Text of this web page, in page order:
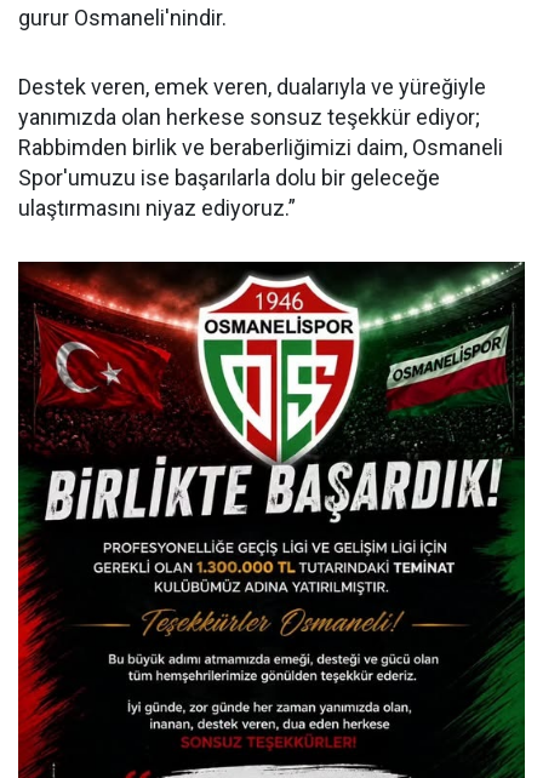
gurur Osmaneli'nindir.
Destek veren, emek veren, dualarıyla ve yüreğiyle
yanımızda olan herkese sonsuz teşekkür ediyor;
Rabbimden birlik ve beraberliğimizi daim, Osmaneli
Spor'umuzu ise başarılarla dolu bir geleceğe
ulaştırmasını niyaz ediyoruz.”